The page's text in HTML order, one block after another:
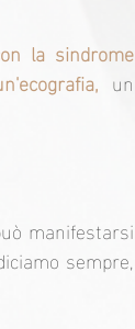
la sindrome
un
manifestarsi
sempre,